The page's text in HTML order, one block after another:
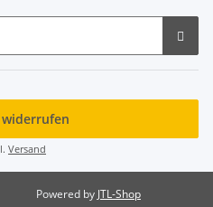
Versand
Powered by JTL-Shop